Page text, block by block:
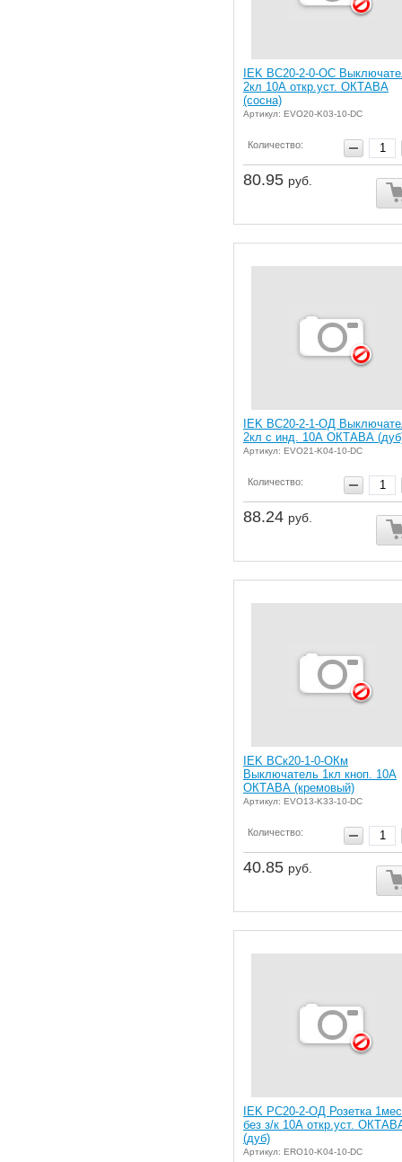
IEK ВС20-2-0-ОС
2кл 10А откр.уст. ОКТАВА
(сосна)
Артикул: EVO20-K03-10-DC
Количество:
80.95 руб.
IEK ВС20-2-1-ОД
2кл с инд. 10А ОКТАВА
Артикул: EVO21-K04-10-DC
Количество:
88.24 руб.
IEK ВСк20-1-0-ОКм
Выключатель 1кл кноп. 10А
ОКТАВА (кремовый)
Артикул: EVO13-K33-10-DC
Количество:
40.85 руб.
IEK РС20-2-ОД Розетка
без з/к 10А откр.уст.
(дуб)
Артикул: ERO10-K04-10-DC